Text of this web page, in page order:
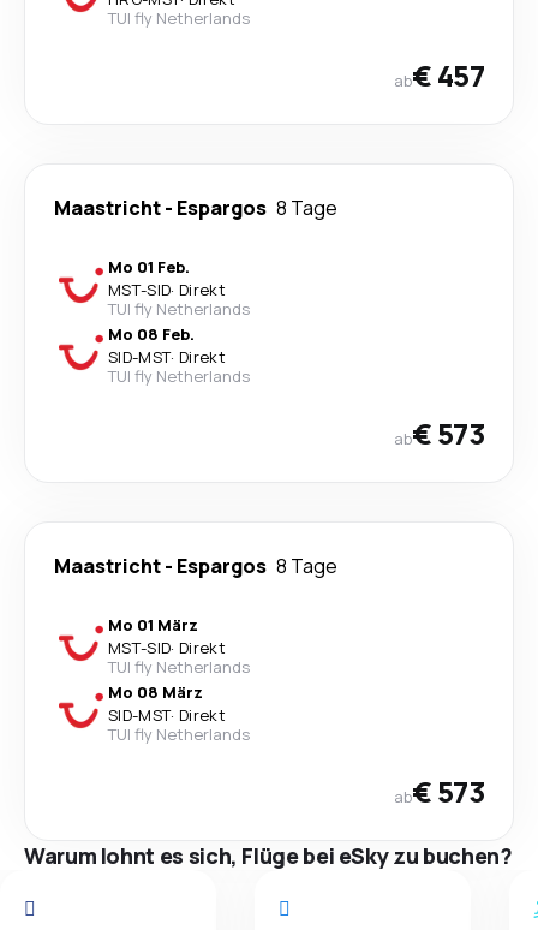
TUI fly Netherlands
ab€ 457
Maastricht- Espargos 8 Tage
Mo 01 Feb.
MST-SID· Direkt
TUI fly Netherlands
Mo 08 Feb.
SID-MST· Direkt
TUI fly Netherlands
ab€ 573
Maastricht- Espargos 8 Tage
Mo 01 März
MST-SID· Direkt
TUI fly Netherlands
Mo 08 März
SID-MST· Direkt
TUI fly Netherlands
ab€ 573
Warum lohnt es sich, Flüge bei eSky zu buchen?